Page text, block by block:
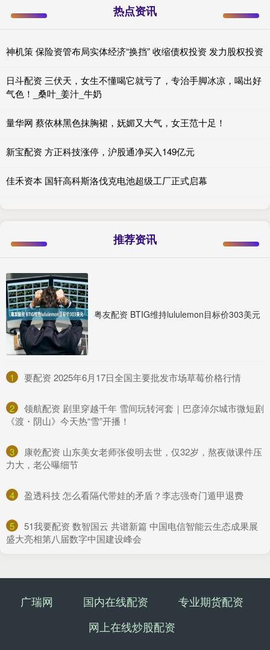
热点资讯
神机策 保险资管布局实体经济“换挡” 收缩债权投资 发力股权投资
日斗配资 三伏天，女生不懂喝它就亏了，专治手脚冰凉，喝出好
气色！_桑叶_姜汁_牛奶
量华网 蔡依林黑色抹胸裙，妩媚又大气，女王范十足！
新宝配资 方正科技涨停，沪股通净买入149亿元
佳禾资本 国轩高科斯洛伐克电池超级工厂正式启幕
推荐资讯
粤友配资 BTIG维持lululemon目标价303美元
1 ​要配资 2025年6月17日全国主要批发市场草莓价格行情
2
​领航配资 剧里穿越千年 雪间玩转河套｜巴彦淖尔城市微短剧
《渡・阴山》今天热“雪”开播！
3
​康乾配资 山东美女老师张俊明去世，仅32岁，熬夜做课件压
力大，老公曝细节
4 ​盈透科技 怎么看隔代带娃的矛盾？李志强奇门遁甲退费
5
​51我要配资 数智国云 共谱新篇 中国电信智能云生态成果展
盛大亮相第八届数字中国建设峰会
广瑞网 国内在线配资
专业期货配资
网上在线炒股配资